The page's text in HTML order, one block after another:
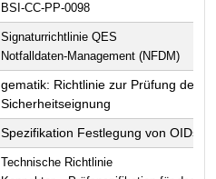
BSI-CC-PP-0098
Signaturrichtlinie QES
Notfalldaten-Management (NFDM)
gematik: Richtlinie zur Prüfung der
Sicherheitseignung
Spezifikation Festlegung von OIDs
Technische Richtlinie